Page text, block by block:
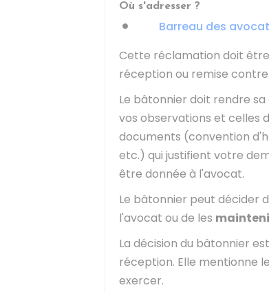
Où s'adresser ?
Barreau des
Cette réclamation doit
réception ou remise
Le bâtonnier doit rendre sa
vos observations et celles
documents (convention
etc.) qui justifient votre
être donnée à l'avocat.
Le bâtonnier peut décider
l'avocat ou de les
La décision du bâtonnier est
réception. Elle mentionne
exercer.